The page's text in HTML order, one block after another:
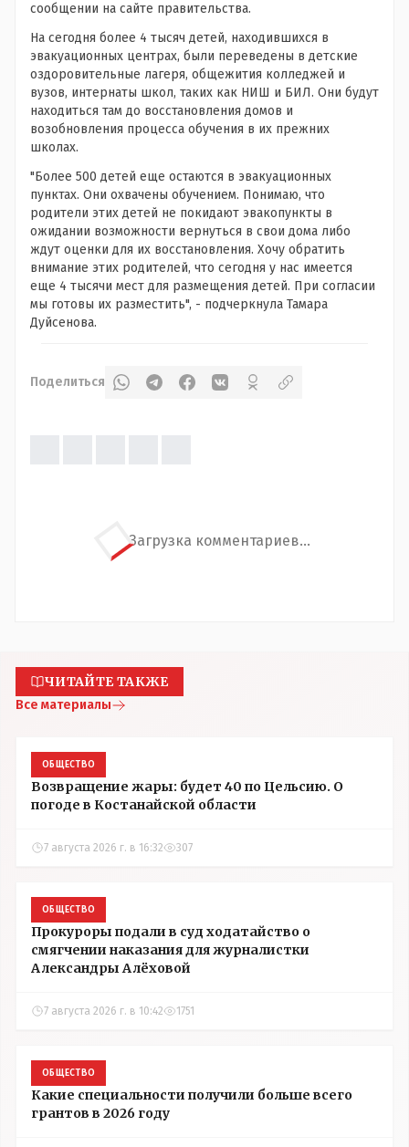
сообщении на сайте правительства.
На сегодня более 4 тысяч детей, находившихся в
эвакуационных центрах, были переведены в детские
оздоровительные лагеря, общежития колледжей и
вузов, интернаты школ, таких как НИШ и БИЛ. Они будут
находиться там до восстановления домов и
возобновления процесса обучения в их прежних
школах.
"Более 500 детей еще остаются в эвакуационных
пунктах. Они охвачены обучением. Понимаю, что
родители этих детей не покидают эвакопункты в
ожидании возможности вернуться в свои дома либо
ждут оценки для их восстановления. Хочу обратить
внимание этих родителей, что сегодня у нас имеется
еще 4 тысячи мест для размещения детей. При согласии
мы готовы их разместить", - подчеркнула Тамара
Дуйсенова.
Поделиться
Загрузка комментариев...
ЧИТАЙТЕ ТАКЖЕ
Все материалы
ОБЩЕСТВО
Возвращение жары: будет 40 по Цельсию. О
погоде в Костанайской области
7 августа 2026 г. в 16:32 307
ОБЩЕСТВО
Прокуроры подали в суд ходатайство о
смягчении наказания для журналистки
Александры Алёховой
7 августа 2026 г. в 10:42 1751
ОБЩЕСТВО
Какие специальности получили больше всего
грантов в 2026 году